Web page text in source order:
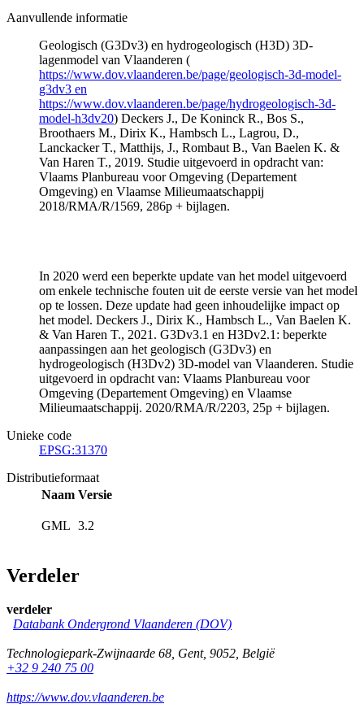
Aanvullende informatie
Geologisch (G3Dv3) en hydrogeologisch (H3D) 3D-
lagenmodel van Vlaanderen (
https://www.dov.vlaanderen.be/page/geologisch-3d-model-
g3dv3 en
https://www.dov.vlaanderen.be/page/hydrogeologisch-3d-
model-h3dv20) Deckers J., De Koninck R., Bos S.,
Broothaers M., Dirix K., Hambsch L., Lagrou, D.,
Lanckacker T., Matthijs, J., Rombaut B., Van Baelen K. &
Van Haren T., 2019. Studie uitgevoerd in opdracht van:
Vlaams Planbureau voor Omgeving (Departement
Omgeving) en Vlaamse Milieumaatschappij
2018/RMA/R/1569, 286p + bijlagen.
In 2020 werd een beperkte update van het model uitgevoerd
om enkele technische fouten uit de eerste versie van het model
op te lossen. Deze update had geen inhoudelijke impact op
het model. Deckers J., Dirix K., Hambsch L., Van Baelen K.
& Van Haren T., 2021. G3Dv3.1 en H3Dv2.1: beperkte
aanpassingen aan het geologisch (G3Dv3) en
hydrogeologisch (H3Dv2) 3D-model van Vlaanderen. Studie
uitgevoerd in opdracht van: Vlaams Planbureau voor
Omgeving (Departement Omgeving) en Vlaamse
Milieumaatschappij. 2020/RMA/R/2203, 25p + bijlagen.
Unieke code
EPSG:31370
Distributieformaat
Naam Versie
GML 3.2
Verdeler
verdeler
Databank Ondergrond Vlaanderen (DOV)
Technologiepark-Zwijnaarde 68, Gent, 9052, België
+32 9 240 75 00
https://www.dov.vlaanderen.be